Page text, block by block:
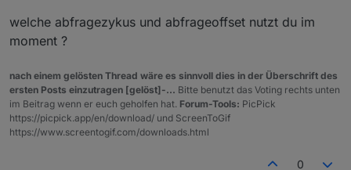
welche abfragezykus und abfrageoffset nutzt du im
moment ?
nach einem gelösten Thread wäre es sinnvoll dies in der Überschrift des
ersten Posts einzutragen [gelöst]-... Bitte benutzt das Voting rechts unten
im Beitrag wenn er euch geholfen hat. Forum-Tools: PicPick
https://picpick.app/en/download/ und ScreenToGif
https://www.screentogif.com/downloads.html
0